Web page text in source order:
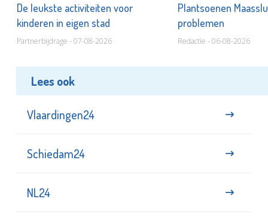
De leukste activiteiten voor
kinderen in eigen stad
Partnerbijdrage - 07-08-2026
Plantsoenen
problemen
Redactie - 06-08-2026
Lees ook
Vlaardingen24
Schiedam24
NL24